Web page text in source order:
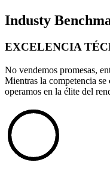
Industy
EXCELENCIA
No vendemos promesas,
Mientras la competencia
operamos en la élite del